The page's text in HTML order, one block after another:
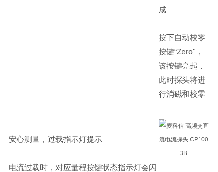
成
按下自动校零
按键“Zero"，
该按键亮起，
此时探头将进
行消磁和校零
安心测量，过载指示灯提示
电流过载时，对应量程按键状态指示灯会闪